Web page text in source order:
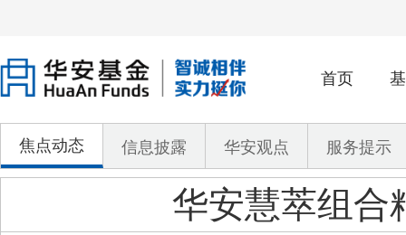
首页
焦点动态 信息披露 华安观点 服务提示
华安慧萃组合